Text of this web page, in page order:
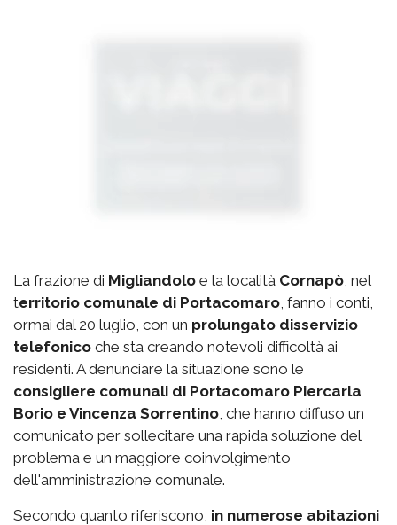
La frazione di Migliandolo e la località Cornapò , nel
territorio comunale di Portacomaro , fanno i conti,
ormai dal 20 luglio, con un prolungato disservizio
telefonico che sta creando notevoli difficoltà ai
residenti. A denunciare la situazione sono le
consigliere comunali di Portacomaro Piercarla
Borio e Vincenza Sorrentino , che hanno diffuso un
comunicato per sollecitare una rapida soluzione del
problema e un maggiore coinvolgimento
dell'amministrazione comunale.
Secondo quanto riferiscono, in numerose abitazioni